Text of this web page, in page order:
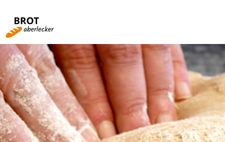
Rezepte von A-Z
Rund ums Brot
Fachbegriffe